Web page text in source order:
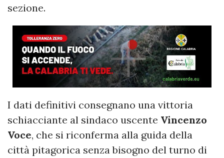
sezione.
I dati definitivi consegnano una vittoria
schiacciante al sindaco uscente Vincenzo
Voce, che si riconferma alla guida della
città pitagorica senza bisogno del turno di